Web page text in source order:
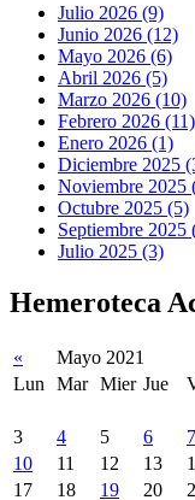
Julio 2026 (9)
Junio 2026 (12)
Mayo 2026 (6)
Abril 2026 (5)
Marzo 2026 (10)
Febrero 2026 (11)
Enero 2026 (1)
Diciembre 2025
Noviembre 2025
Octubre 2025 (5)
Septiembre 2025
Julio 2025 (3)
Hemeroteca
« Mayo 2021
Lun
Mar Mier Jue
3
4 5 6 7
10
11 12 13
17
18 19 20